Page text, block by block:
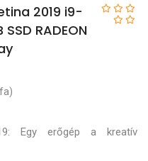
2019 i9-
RADEON
Egy erőgép a kreatív